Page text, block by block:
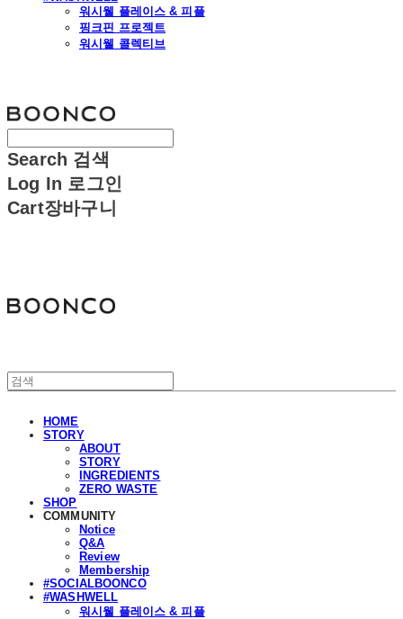
워시웰 플레이스 & 피플
핑크핀 프로젝트
워시웰 콜렉티브
Search 검색
Log In 로그인
Cart장바구니
HOME
STORY
ABOUT
STORY
INGREDIENTS
ZERO WASTE
SHOP
COMMUNITY
Notice
Q&A
Review
Membership
#SOCIALBOONCO
#WASHWELL
워시웰 플레이스 & 피플